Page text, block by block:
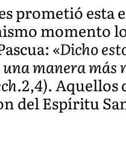
prometió esta
momento
«Dicho
manera más
Aquellos
del Espíritu